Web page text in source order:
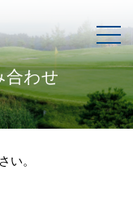
合わせ
い。